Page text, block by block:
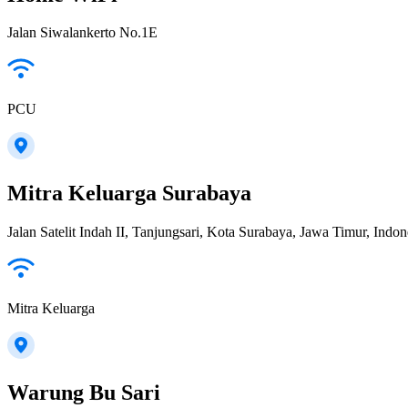
Jalan Siwalankerto No.1E
PCU
Mitra Keluarga Surabaya
Jalan Satelit Indah II, Tanjungsari, Kota Surabaya, Jawa Timur,
Mitra Keluarga
Warung Bu Sari